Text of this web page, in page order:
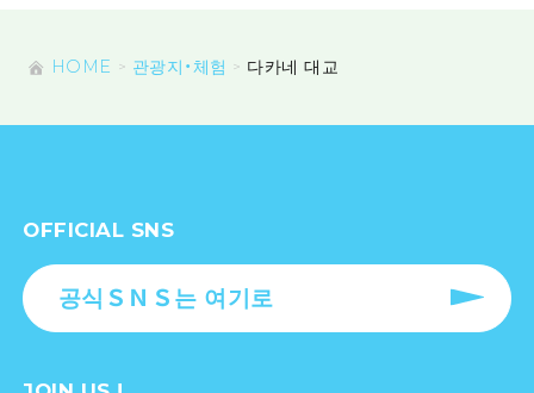
HOME 관광지・체험 다카네 대교
OFFICIAL SNS
공식ＳＮＳ는 여기로